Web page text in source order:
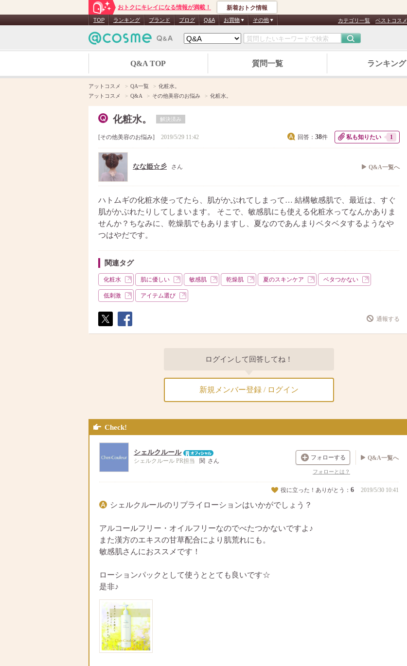
おトクにキレイになる情報が満載！ 新着おトク情報
TOP ランキング ブランド ブログ Q&A お買物 その他 カテゴリ一覧 ベストコスメ
Q&A TOP 質問一覧 ランキング
アットコスメ QA一覧
化粧水。
アットコスメ
Q&A その他美容のお悩み 化粧水。
化粧水。 解決済み
その他美容のお悩み 2019/5/29 11:42 回答： 38件 私も知りたい 1
なな姫☆彡 さん Q&A一覧へ
ハトムギの化粧水使ってたら、肌がかぶれてしまって… 結構敏感肌で、最近は、すぐ
肌がかぶれたりしてしまいます。 そこで、敏感肌にも使える化粧水ってなんかありま
せんか？ちなみに、乾燥肌でもありますし、夏なのであんまりベタベタするようなや
つはやだです。
関連タグ
化粧水 肌に優しい 敏感肌 乾燥肌 夏のスキンケア ベタつかない
低刺激 アイテム選び
ト
ア
通報する
ログインして回答してね！
新規メンバー登録 / ログイン
Check!
フォローする
フォローとは？
シェルクルール
シェルクルール PR担当 関 さん Q&A一覧へ
役に立った！ありがとう： 6 2019/5/30 10:41
シェルクルールのリプライローションはいかがでしょう？
アルコールフリー・オイルフリーなのでべたつかないですよ♪
また漢方のエキスの甘草配合により肌荒れにも。
敏感肌さんにおススメです！
ローションパックとして使うととても良いです☆
是非♪